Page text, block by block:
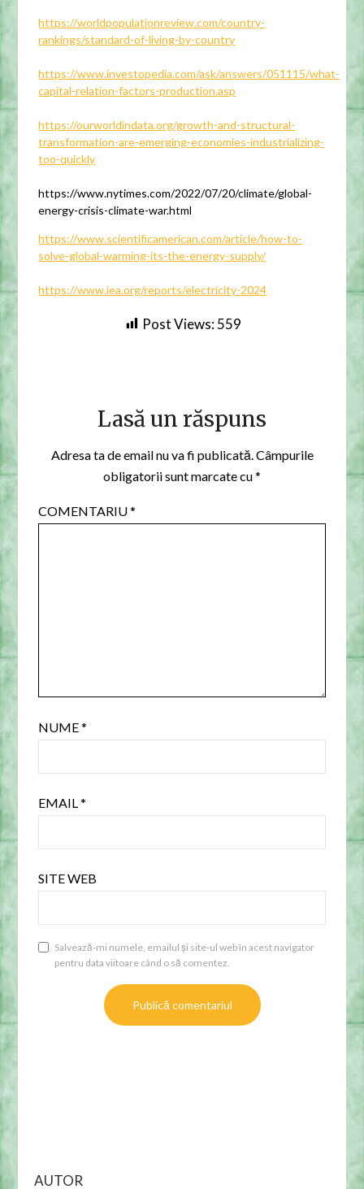
https://worldpopulationreview.com/country-
rankings/standard-of-living-by-country
https://www.investopedia.com/ask/answers/051115/what-
capital-relation-factors-production.asp
https://ourworldindata.org/growth-and-structural-
transformation-are-emerging-economies-industrializing-
too-quickly
https://www.nytimes.com/2022/07/20/climate/global-
energy-crisis-climate-war.html
https://www.scientificamerican.com/article/how-to-
solve-global-warming-its-the-energy-supply/
https://www.iea.org/reports/electricity-2024
Post Views: 559
Lasă un răspuns
Adresa ta de email nu va fi publicată.Câmpurile
obligatorii sunt marcate cu*
COMENTARIU*
NUME*
EMAIL*
SITE WEB
Salvează-mi numele, emailul și site-ul web în acest navigator
pentru data viitoare când o să comentez.
AUTOR